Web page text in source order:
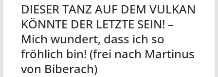
DIESER TANZ AUF DEM VULKAN
KÖNNTE DER LETZTE SEIN! –
Mich wundert, dass ich so
fröhlich bin! (frei nach Martinus
von Biberach)